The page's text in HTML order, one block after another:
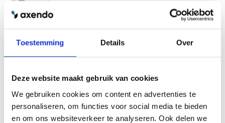
Toestemming Details Over
Deze website maakt gebruik van cookies
We gebruiken cookies om content en advertenties te
personaliseren, om functies voor social media te bieden
en om ons websiteverkeer te analyseren. Ook delen we
De workflow in Power Automate haalt de
nieuwsbrief op uit in Umbraco en voegt
deze in Dynamics 365